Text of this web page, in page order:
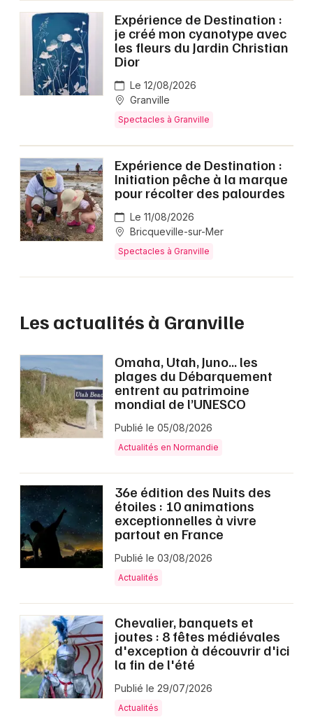
Expérience de Destination :
je créé mon cyanotype avec
les fleurs du Jardin Christian
Dior
Le 12/08/2026
Granville
Spectacles à Granville
Expérience de Destination :
Initiation pêche à la marque
pour récolter des palourdes
Le 11/08/2026
Bricqueville-sur-Mer
Spectacles à Granville
Les actualités à Granville
Omaha, Utah, Juno… les
plages du Débarquement
entrent au patrimoine
mondial de l’UNESCO
Publié le 05/08/2026
Actualités en Normandie
36e édition des Nuits des
étoiles : 10 animations
exceptionnelles à vivre
partout en France
Publié le 03/08/2026
Actualités
Chevalier, banquets et
joutes : 8 fêtes médiévales
d'exception à découvrir d'ici
la fin de l'été
Publié le 29/07/2026
Actualités